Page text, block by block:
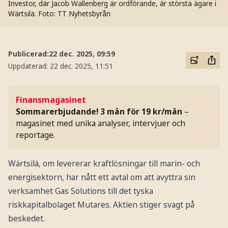
Investor, där Jacob Wallenberg är ordförande, är största ägare i
Wärtsilä. Foto: TT Nyhetsbyrån
Publicerad:22 dec. 2025, 09:59
Uppdaterad: 22 dec. 2025, 11:51
Finansmagasinet
Sommarerbjudande! 3 mån för 19 kr/mån –
magasinet med unika analyser, intervjuer och
reportage.
Wärtsilä, om levererar kraftlösningar till marin- och
energisektorn, har nått ett avtal om att avyttra sin
verksamhet Gas Solutions till det tyska
riskkapitalbolaget Mutares. Aktien stiger svagt på
beskedet.